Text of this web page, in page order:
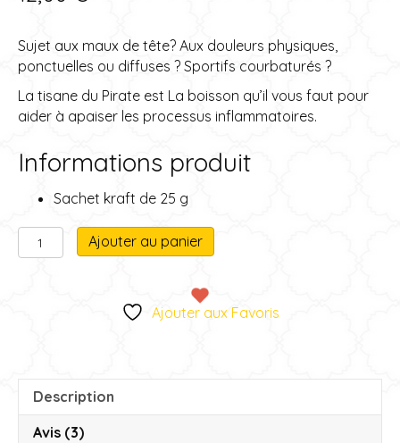
basé sur
Sujet aux maux de tête? Aux douleurs physiques,
ponctuelles ou diffuses ? Sportifs courbaturés ?
La tisane du Pirate est La boisson qu’il vous faut pour
aider à apaiser les processus inflammatoires.
Informations produit
Sachet kraft de 25 g
quantité
de
Ajouter au panier
l
r
t
Ajouter aux Favoris
Description
Avis (3)